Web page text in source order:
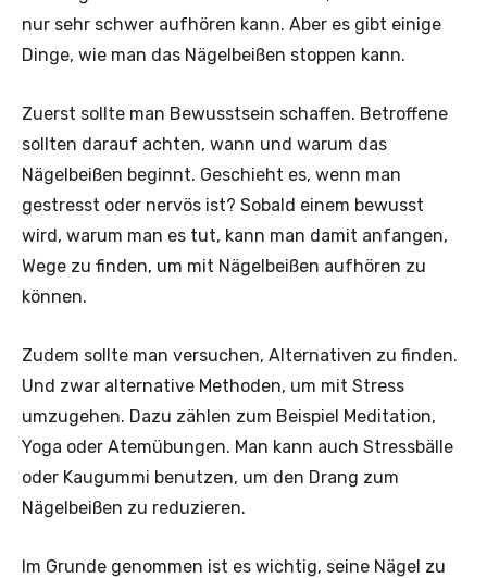
nur sehr schwer aufhören kann. Aber es gibt einige
Dinge, wie man das Nägelbeißen stoppen kann.
Zuerst sollte man Bewusstsein schaffen. Betroffene
sollten darauf achten, wann und warum das
Nägelbeißen beginnt. Geschieht es, wenn man
gestresst oder nervös ist? Sobald einem bewusst
wird, warum man es tut, kann man damit anfangen,
Wege zu finden, um mit Nägelbeißen aufhören zu
können.
Zudem sollte man versuchen, Alternativen zu finden.
Und zwar alternative Methoden, um mit Stress
umzugehen. Dazu zählen zum Beispiel Meditation,
Yoga oder Atemübungen. Man kann auch Stressbälle
oder Kaugummi benutzen, um den Drang zum
Nägelbeißen zu reduzieren.
Im Grunde genommen ist es wichtig, seine Nägel zu